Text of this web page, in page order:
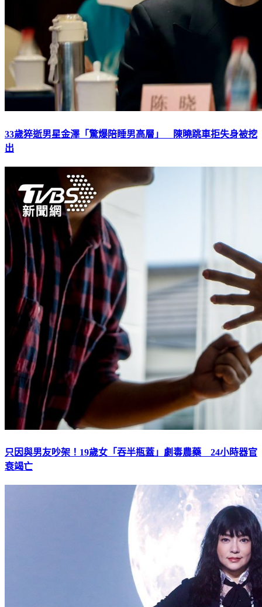
33歲猝逝男星金澤「驚爆陪睡男高層」 陳曉跳車拒失身被挖
出
只因與男友吵架！19歲女「吞半瓶蓋」劇毒農藥 24小時器官
衰竭亡